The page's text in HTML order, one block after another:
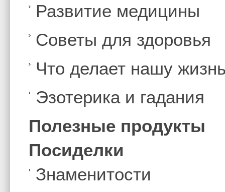
Развитие медицины
Советы для здоровья
Что делает нашу
Эзотерика и гадания
Полезные продукты
Посиделки
Знаменитости